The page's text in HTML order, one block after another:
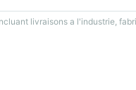
livraisons a l'industrie,